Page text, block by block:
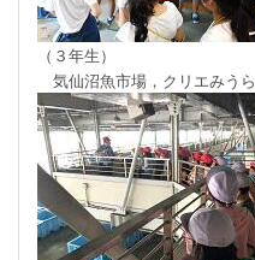
（３年生）
気仙沼魚市場，クリエみうら